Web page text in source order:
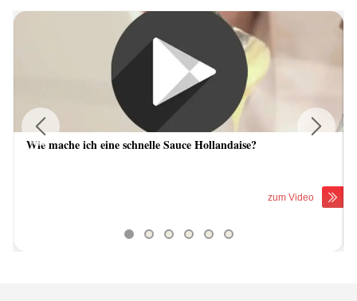
Wie mache ich eine schnelle Sauce Hollandaise?
zum Video
Previous